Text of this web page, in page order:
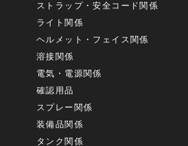
ストラップ・安全コード関係
ライト関係
ヘルメット・フェイス関係
溶接関係
電気・電源関係
確認用品
スプレー関係
装備品関係
タンク関係